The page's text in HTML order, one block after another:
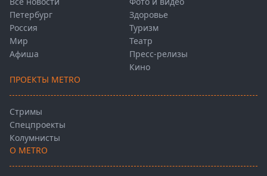
Петербург
Россия
Мир
Афиша
Здоровье
Туризм
Театр
Пресс-релизы
Кино
ПРОЕКТЫ METRO
Стримы
Спецпроекты
Колумнисты
О METRO